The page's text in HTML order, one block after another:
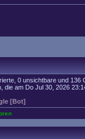
0 unsichtbare und
die am Do Jul 30, 2026
[Bot]